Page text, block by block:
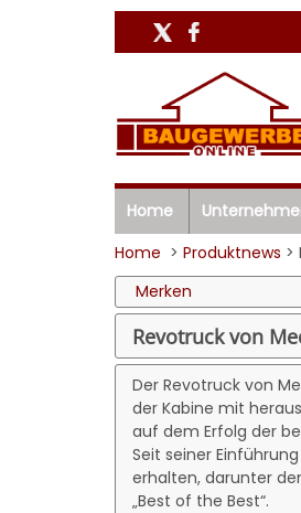
Home
Home > Produktnews >
Merken
Revotruck von
Der Revotruck von
der Kabine mit
auf dem Erfolg der
Seit seiner
erhalten, darunter
„Best of the Best“.